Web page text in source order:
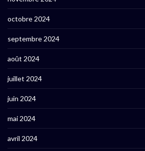
octobre 2024
septembre 2024
août 2024
juillet 2024
juin 2024
mai 2024
avril 2024